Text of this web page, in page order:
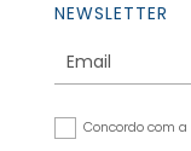
NEWSLETTER
Concordo com a